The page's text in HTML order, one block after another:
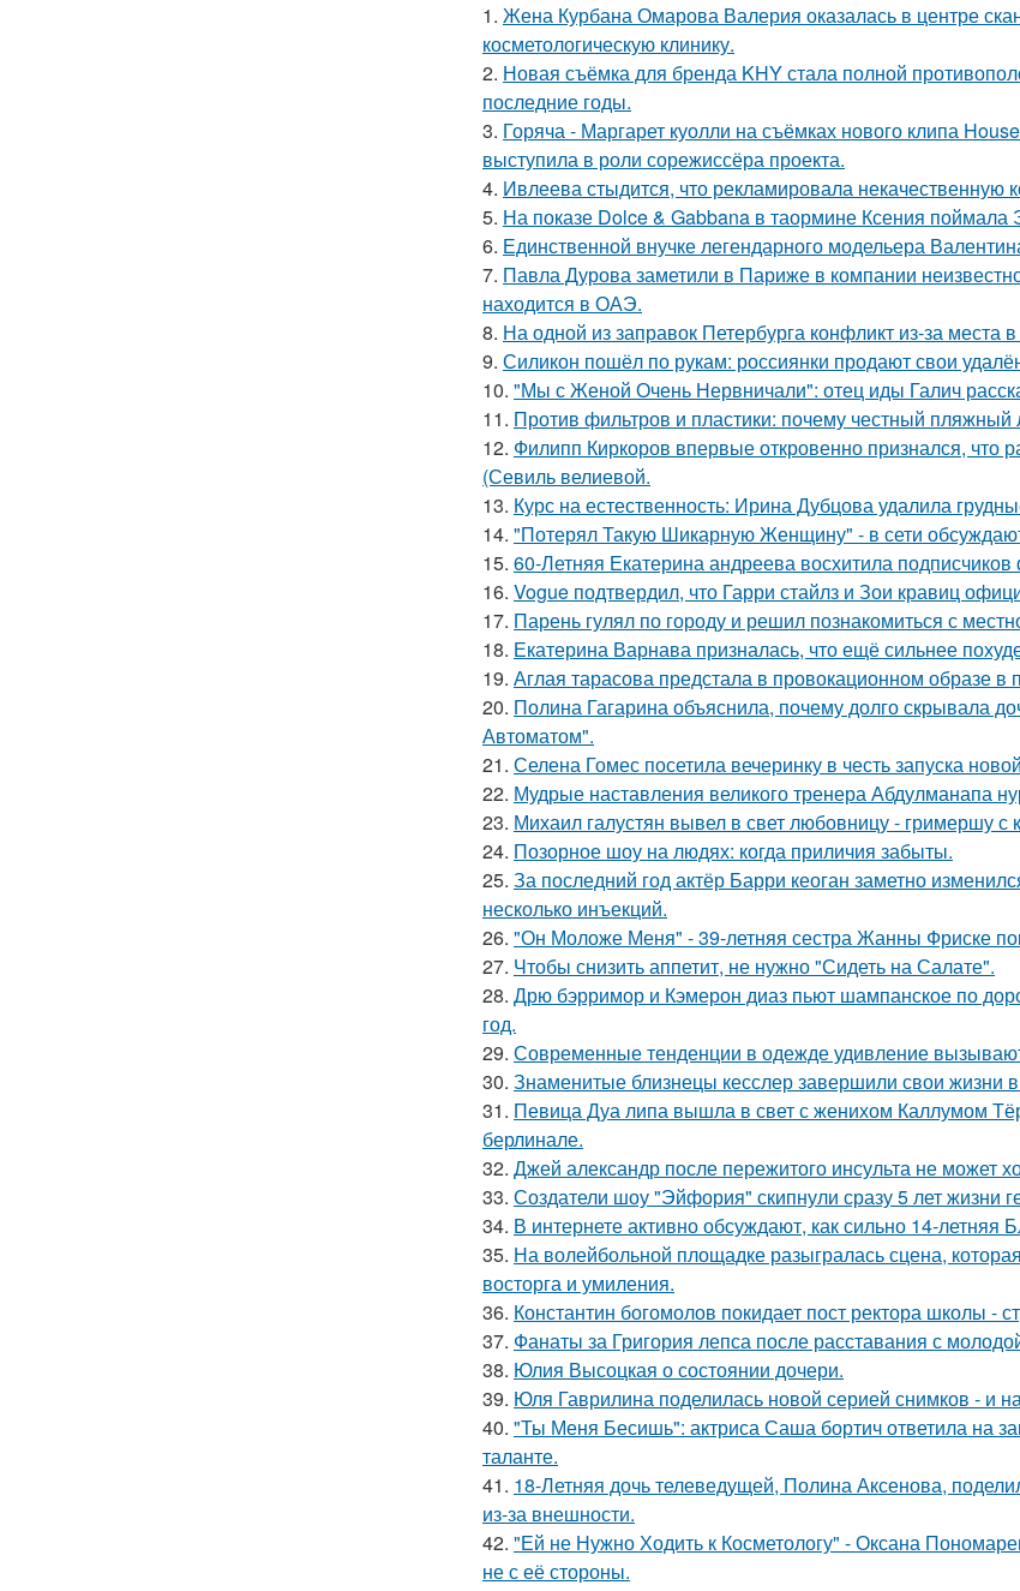
1. Жена Курбана Омарова Валерия оказалась в центре
косметологическую клинику.
2. Новая съёмка для бренда KHY стала полной
последние годы.
3. Горяча - Маргарет куолли на съёмках нового клипа
выступила в роли сорежиссёра проекта.
4. Ивлеева стыдится, что рекламировала некачественную
5. На показе Dolce & Gabbana в таормине Ксения поймала
6. Единственной внучке легендарного модельера
7. Павла Дурова заметили в Париже в компании
находится в ОАЭ.
8. На одной из заправок Петербурга конфликт из-за
9. Силикон пошёл по рукам: россиянки продают свои
10. "Мы с Женой Очень Нервничали": отец иды Галич
11. Против фильтров и пластики: почему честный пляжный
12. Филипп Киркоров впервые откровенно признался, что
(Севиль велиевой.
13. Курс на естественность: Ирина Дубцова удалила
14. "Потерял Такую Шикарную Женщину" - в сети
15. 60-Летняя Екатерина андреева восхитила подписчиков
16. Vogue подтвердил, что Гарри стайлз и Зои кравиц
17. Парень гулял по городу и решил познакомиться с
18. Екатерина Варнава призналась, что ещё сильнее
19. Аглая тарасова предстала в провокационном образе в
20. Полина Гагарина объяснила, почему долго скрывала
Автоматом".
21. Селена Гомес посетила вечеринку в честь запуска
22. Мудрые наставления великого тренера Абдулманапа
23. Михаил галустян вывел в свет любовницу - гримершу с
24. Позорное шоу на людях: когда приличия забыты.
25. За последний год актёр Барри кеоган заметно
несколько инъекций.
26. "Он Моложе Меня" - 39-летняя сестра Жанны Фриске
27. Чтобы снизить аппетит, не нужно "Сидеть на Салате".
28. Дрю бэрримор и Кэмерон диаз пьют шампанское по
год.
29. Современные тенденции в одежде удивление
30. Знаменитые близнецы кесслер завершили свои жизни
31. Певица Дуа липа вышла в свет с женихом Каллумом
берлинале.
32. Джей александр после пережитого инсульта не может
33. Создатели шоу "Эйфория" скипнули сразу 5 лет жизни
34. В интернете активно обсуждают, как сильно 14-
35. На волейбольной площадке разыгралась сцена,
восторга и умиления.
36. Константин богомолов покидает пост ректора школы -
37. Фанаты за Григория лепса после расставания с
38. Юлия Высоцкая о состоянии дочери.
39. Юля Гаврилина поделилась новой серией снимков - и
40. "Ты Меня Бесишь": актриса Саша бортич ответила на
таланте.
41. 18-Летняя дочь телеведущей, Полина Аксенова,
из-за внешности.
42. "Ей не Нужно Ходить к Косметологу" - Оксана
не с её стороны.